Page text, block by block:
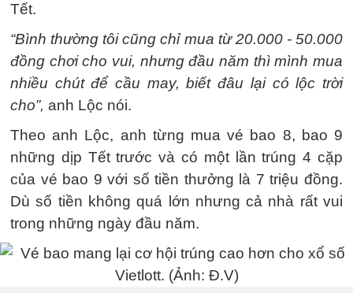
Tết.
“Bình thường tôi cũng chỉ mua từ 20.000 - 50.000
đồng chơi cho vui, nhưng đầu năm thì mình mua
nhiều chút để cầu may, biết đâu lại có lộc trời
cho”, anh Lộc nói.
Theo anh Lộc, anh từng mua vé bao 8, bao 9
những dịp Tết trước và có một lần trúng 4 cặp
của vé bao 9 với số tiền thưởng là 7 triệu đồng.
Dù số tiền không quá lớn nhưng cả nhà rất vui
trong những ngày đầu năm.